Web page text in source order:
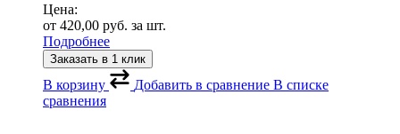
Цена:
от 420,00 руб. за шт.
Подробнее
Заказать в 1 клик
В корзину Добавить в сравнение В списке
сравнения